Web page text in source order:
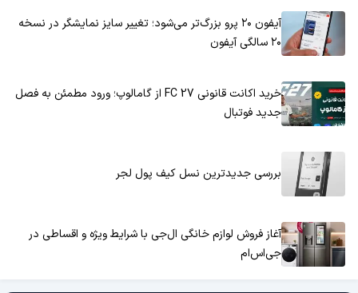
آیفون ۲۰ پرو بزرگ‌تر می‌شود؛ تغییر سایز نمایشگر در نسخه
۲۰ سالگی آیفون
خرید اکانت قانونی FC 27 از گامالوپ؛ ورود مطمئن به فصل
جدید فوتبال
بررسی جدیدترین نسل کیف پول لجر
آغاز فروش لوازم خانگی ال‌جی با شرایط ویژه و اقساطی در
جی‌اس‌ام